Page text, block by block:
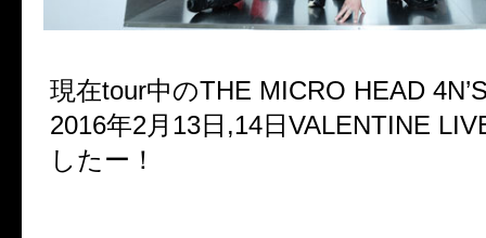
現在tour中のTHE MICRO HEAD
2016年2月13日,14日VALENTINE
したー！